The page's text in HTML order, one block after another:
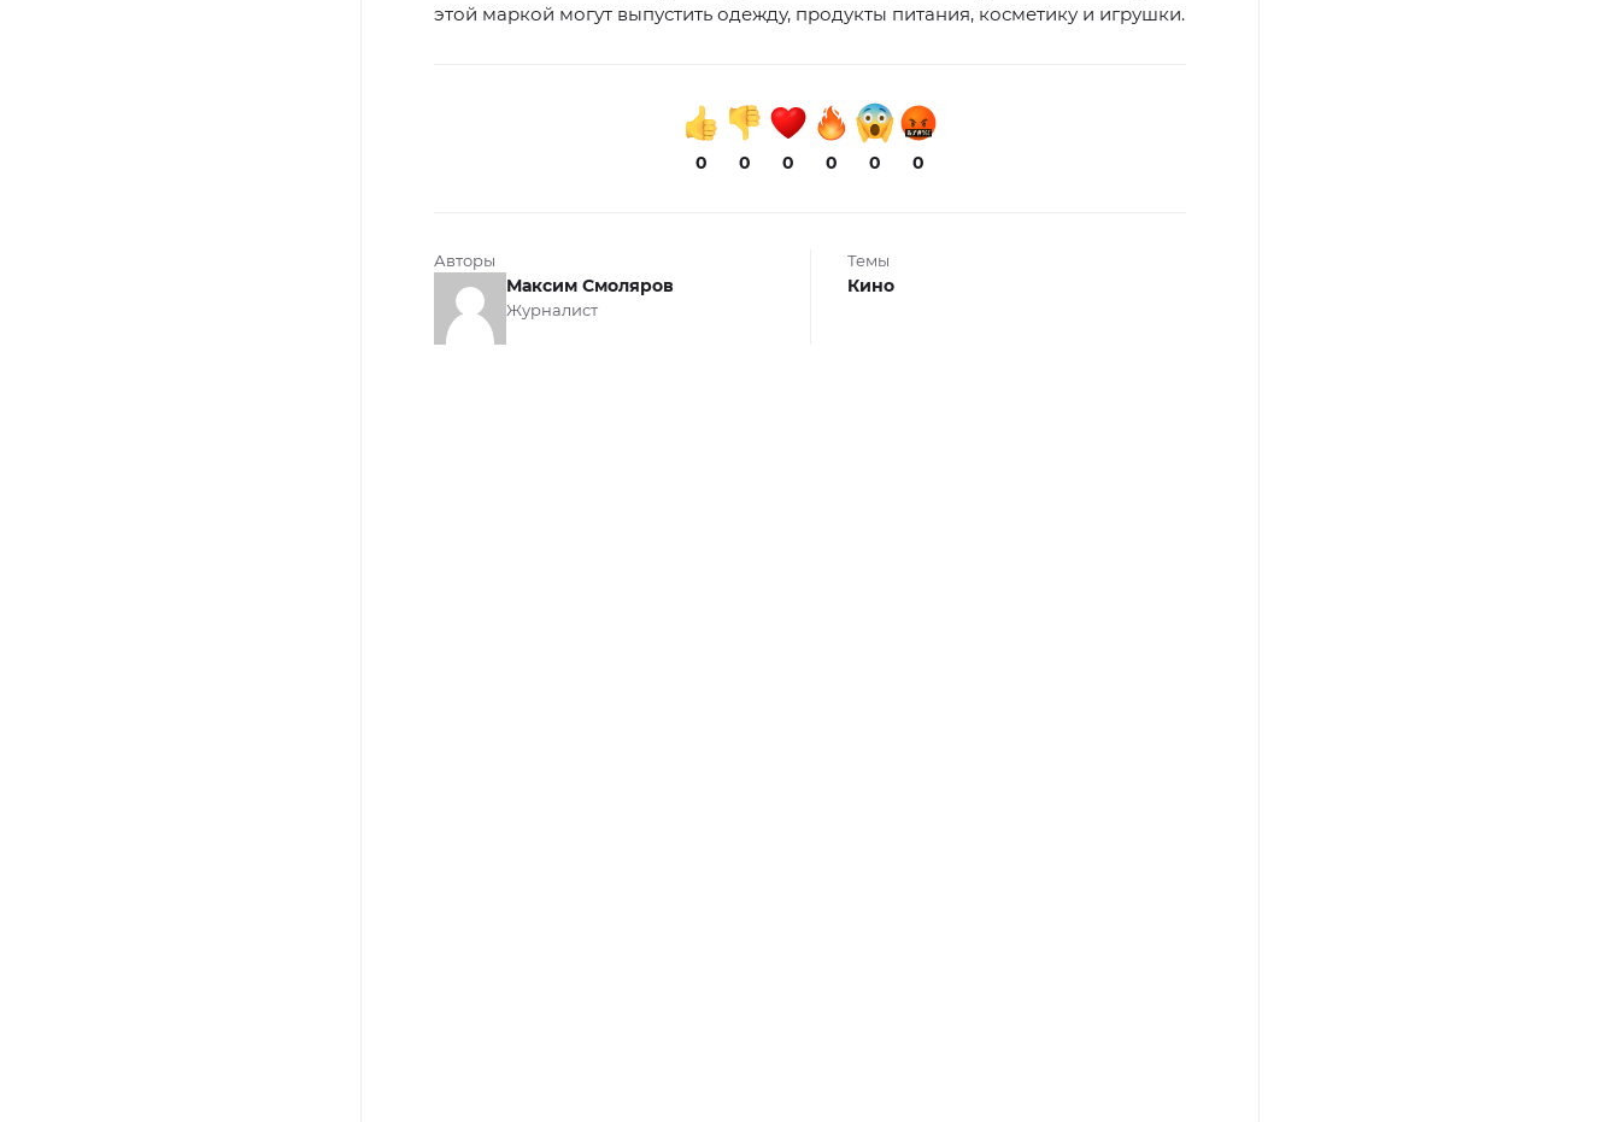
этой маркой могут выпустить одежду, продукты питания, косметику и игрушки.
0 0 0 0 0 0
Авторы
Максим Смоляров
Журналист
Темы
Кино